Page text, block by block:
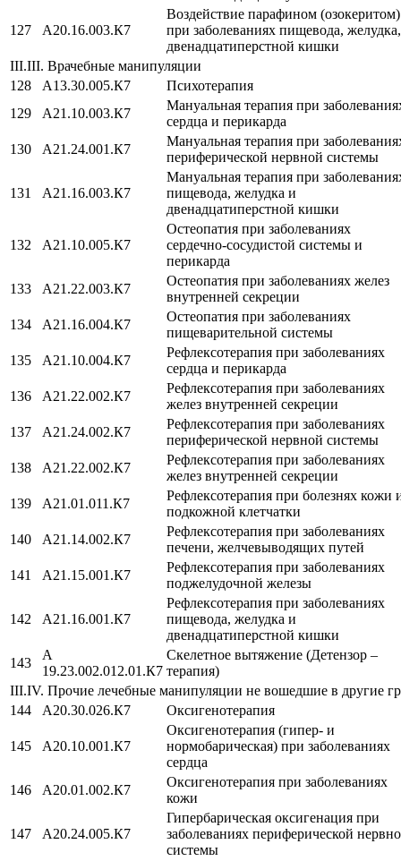
127 A20.16.003.К7
Воздействие парафином (озокеритом)
при заболеваниях пищевода, желудка,
двенадцатиперстной кишки
III.III. Врачебные манипуляции
128
А13.30.005.К7
Психотерапия
129
A21.10.003.К7
Мануальная терапия при
сердца и перикарда
130
A21.24.001.К7
Мануальная терапия при
периферической нервной системы
131 A21.16.003.К7
Мануальная терапия при
пищевода, желудка и
двенадцатиперстной кишки
132 A21.10.005.К7
Остеопатия при заболеваниях
сердечно-сосудистой системы и
перикарда
133
A21.22.003.К7
Остеопатия при заболеваниях желез
внутренней секреции
134
A21.16.004.К7
Остеопатия при заболеваниях
пищеварительной системы
135
A21.10.004.К7
Рефлексотерапия при заболеваниях
сердца и перикарда
136
A21.22.002.К7
Рефлексотерапия при заболеваниях
желез внутренней секреции
137
A21.24.002.К7
Рефлексотерапия при заболеваниях
периферической нервной системы
138
A21.22.002.К7
Рефлексотерапия при заболеваниях
желез внутренней секреции
139
А21.01.011.К7
Рефлексотерапия при болезнях кожи
подкожной клетчатки
140
A21.14.002.К7
Рефлексотерапия при заболеваниях
печени, желчевыводящих путей
141
A21.15.001.К7
Рефлексотерапия при заболеваниях
поджелудочной железы
142 A21.16.001.К7
Рефлексотерапия при заболеваниях
пищевода, желудка и
двенадцатиперстной кишки
143
А
19.23.002.012.01.К7
Скелетное вытяжение (Детензор –
терапия)
III.IV. Прочие лечебные манипуляции не вошедшие в другие
144
A20.30.026.К7 Оксигенотерапия
145 A20.10.001.К7
Оксигенотерапия (гипер- и
нормобарическая) при заболеваниях
сердца
146
A20.01.002.К7
Оксигенотерапия при заболеваниях
кожи
147 A20.24.005.К7
Гипербарическая оксигенация при
заболеваниях периферической
системы